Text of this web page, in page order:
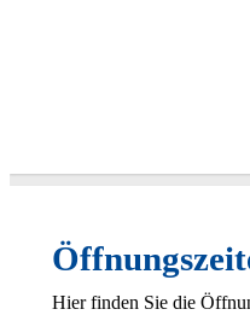
Hier finden Sie die